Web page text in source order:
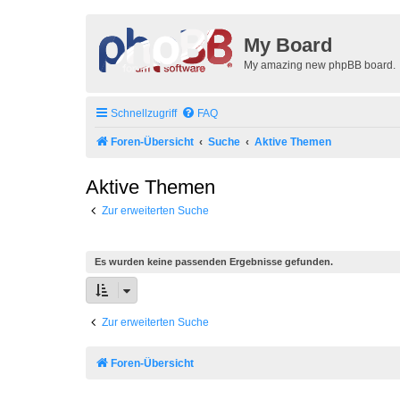
My Board
My amazing new phpBB board.
Schnellzugriff FAQ
Foren-Übersicht Suche Aktive Themen
Aktive Themen
Zur erweiterten Suche
Es wurden keine passenden Ergebnisse gefunden.
Zur erweiterten Suche
Foren-Übersicht